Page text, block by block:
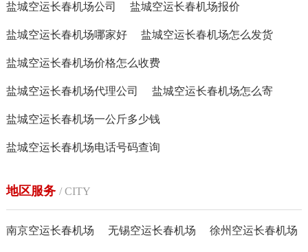
盐城空运长春机场公司 盐城空运长春机场报价
盐城空运长春机场哪家好 盐城空运长春机场怎么发货
盐城空运长春机场价格怎么收费
盐城空运长春机场代理公司 盐城空运长春机场怎么寄
盐城空运长春机场一公斤多少钱
盐城空运长春机场电话号码查询
地区服务 / CITY
南京空运长春机场 无锡空运长春机场 徐州空运长春机场